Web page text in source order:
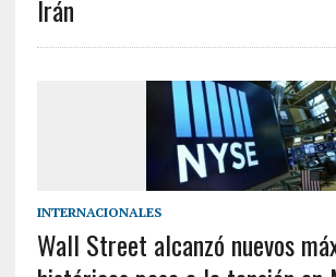
Irán
INTERNACIONALES
Wall Street alcanzó nuevos